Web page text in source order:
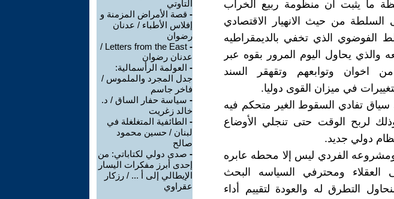
ما يثبت أن منظومة ربيع الخراب
السلطة من حيث الانهيار الاقتصادي
الفوضوي الذي تخفي بالديمقراطيه
والذي يحاول اليوم المرور بقوه عبر
اخوان وتوابعهم وتقهقر السند
في ميزان القوى دوليا.
جويليه جاءت في سياق تفادي السقوط الغير متحكم فيه
لربح الوقت حتى تنجلي الأوضاع
دولي جديد.
الفردي ليس إلا محطه عابره
العقلاء ومحترفي السياسه البحث
التطرق له والعودة لتقييم أداء
التاوتي
- قصة الأمراض المزمنة و
إفلاس الأطباء / عدنان
رضوان
-
Letters from the East /
عدنان رضوان
- العولمة الرأسمالية:
جدل المجرد والملموس /
فاخر جاسم
- سياسة حفار الساق / د.
خالد زغريت
- الطائفية المتغلغلة في
لبنان / حسين محمود
صالح
- صدى دولي لكتاباتي: من
إحدى أبرز مفكرات اليسار
الإيطالي إلى أ ... / رزكار
عقراوي